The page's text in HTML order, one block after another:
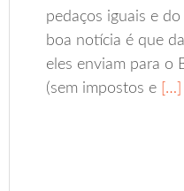
pedaços iguais e
boa notícia é que
eles enviam para o
(sem impostos e […]